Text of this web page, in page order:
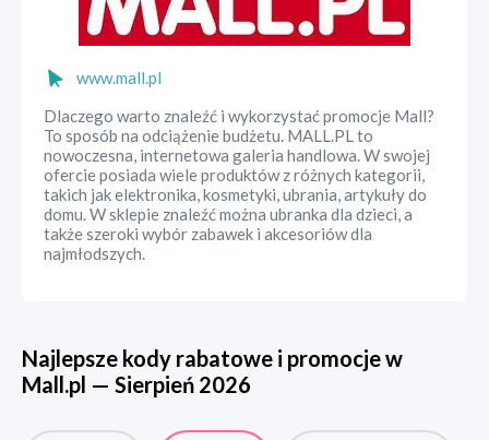
www.mall.pl
Dlaczego warto znaleźć i wykorzystać promocje Mall?
To sposób na odciążenie budżetu. MALL.PL to
nowoczesna, internetowa galeria handlowa. W swojej
ofercie posiada wiele produktów z różnych kategorii,
takich jak elektronika, kosmetyki, ubrania, artykuły do
domu. W sklepie znaleźć można ubranka dla dzieci, a
także szeroki wybór zabawek i akcesoriów dla
najmłodszych.
Najlepsze kody rabatowe i promocje w
Mall.pl — Sierpień 2026